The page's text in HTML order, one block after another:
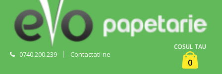
0740.200.239 Contactati-ne
COSUL TAU
0